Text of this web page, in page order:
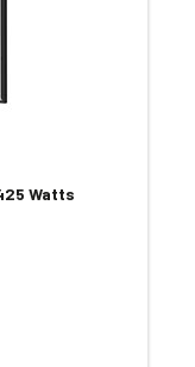
Watts